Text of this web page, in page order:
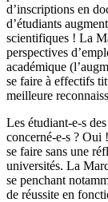
d’inscriptions en
d’étudiants
scientifiques ! La
perspectives
académique
se faire à effectifs
meilleure
Les étudiant-e-s
concerné-e-s ? Oui
se faire sans une
universités. La
se penchant
de réussite en